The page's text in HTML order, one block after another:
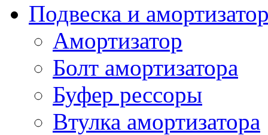
Подвеска и
Амортизатор
Болт амортизатора
Буфер рессоры
Втулка амортизатора